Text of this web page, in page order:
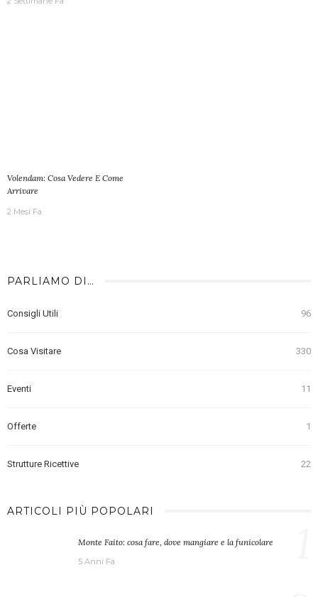
Volendam: Cosa Vedere E Come
Arrivare
2 Mesi Fa
PARLIAMO DI…
Consigli Utili 96
Cosa Visitare 330
Eventi 11
Offerte 1
Strutture Ricettive 22
ARTICOLI PIÙ POPOLARI
Monte Faito: cosa fare, dove mangiare e la funicolare
5 Anni Fa